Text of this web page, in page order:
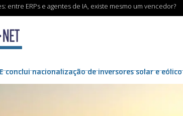
entre ERPs e agentes de IA, existe mesmo um vencedor?
conclui nacionalização de inversores solar e eólico